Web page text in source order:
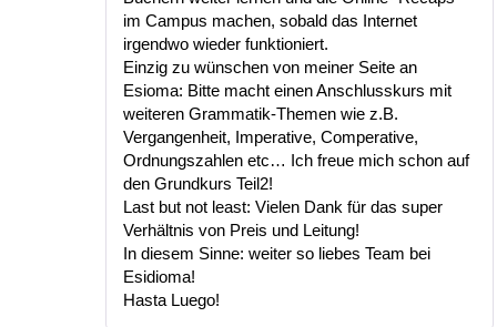
im Campus machen, sobald das Internet
irgendwo wieder funktioniert.
Einzig zu wünschen von meiner Seite an
Esioma: Bitte macht einen Anschlusskurs mit
weiteren Grammatik-Themen wie z.B.
Vergangenheit, Imperative, Comperative,
Ordnungszahlen etc… Ich freue mich schon auf
den Grundkurs Teil2!
Last but not least: Vielen Dank für das super
Verhältnis von Preis und Leitung!
In diesem Sinne: weiter so liebes Team bei
Esidioma!
Hasta Luego!